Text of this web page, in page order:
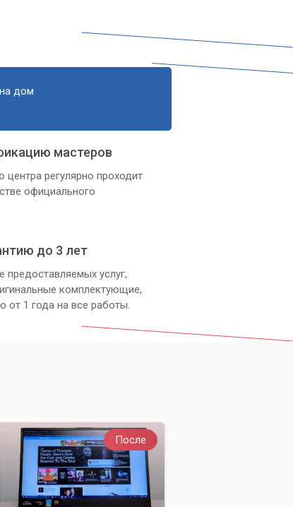
дом
мастеров
регулярно проходит
официального
до 3 лет
предоставляемых услуг,
комплектующие,
от 1 года на все работы.
После